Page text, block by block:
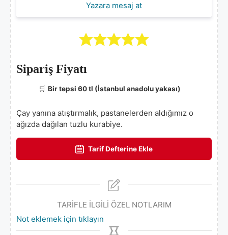
Yazara mesaj at
Sipariş Fiyatı
🛒Bir tepsi 60 tl (İstanbul anadolu yakası)
Çay yanına atıştırmalık, pastanelerden aldığımız o
ağızda dağılan tuzlu kurabiye.
Tarif Defterine Ekle
TARİFLE İLGİLİ ÖZEL NOTLARIM
Not eklemek için tıklayın